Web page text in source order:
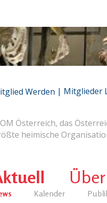
Österreich, das
heimische
Kalender
Werden | Mitglieder